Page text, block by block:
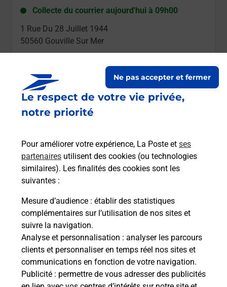
Le respect de votre vie privée,
notre priorité
Pour améliorer votre expérience, La Poste et ses
partenaires utilisent des cookies (ou technologies
similaires). Les finalités des cookies sont les
suivantes :
Mesure d’audience : établir des statistiques
complémentaires sur l’utilisation de nos sites et
suivre la navigation.
Analyse et personnalisation : analyser les parcours
clients et personnaliser en temps réel nos sites et
communications en fonction de votre navigation.
Publicité : permettre de vous adresser des publicités
Ne pas accepter et fermer
Collecte du courrier aujourd'hui à 09h00
1 Rue Du 28 Juillet 1944
50560 Gouville Sur Mer
Boîte aux lettres La Poste
Le Bourg
50200 Gouville Sur Mer
Le lien s'ouvre dans un nouvel onglet
Boîte aux Lettres La Poste
Collecte du courrier aujourd'hui à 08h30
114 Rue De La Croix Bouteloup
50200 Gouville Sur Mer
Le lien s'ouvre dans un nouvel onglet